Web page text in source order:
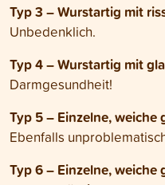
Typ 3 – Wurstartig mit
Unbedenklich.
Typ 4 – Wurstartig mit
Darmgesundheit!
Typ 5 – Einzelne,
Ebenfalls
Typ 6 – Einzelne,